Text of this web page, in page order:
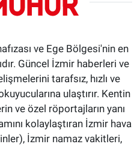
ve Ege Bölgesi'nin en
Güncel İzmir haberleri ve
tarafsız, hızlı ve
ulaştırır. Kentin
ve özel röportajların yanı
kolaylaştıran İzmir hava
İzmir namaz vakitleri,